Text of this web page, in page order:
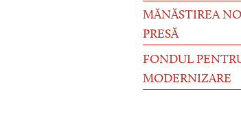
MĂNĂSTIREA
PRESĂ
FONDUL
MODERNIZARE